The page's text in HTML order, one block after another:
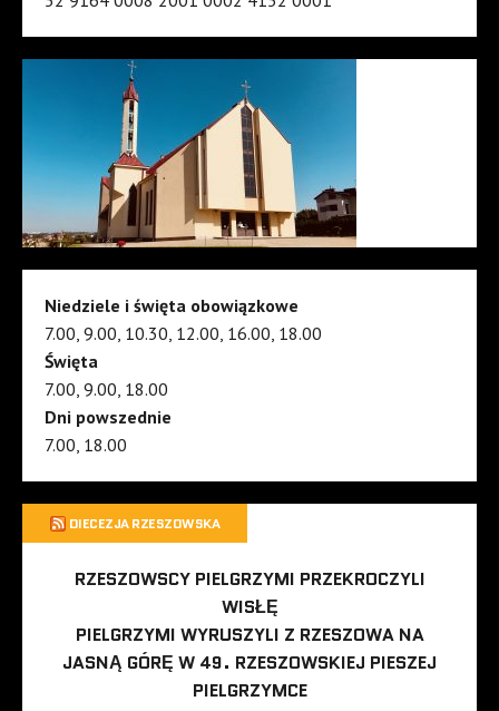
Niedziele i święta obowiązkowe
7.00, 9.00, 10.30, 12.00, 16.00, 18.00
Święta
7.00, 9.00, 18.00
Dni powszednie
7.00, 18.00
DIECEZJA RZESZOWSKA
RZESZOWSCY PIELGRZYMI PRZEKROCZYLI
WISŁĘ
PIELGRZYMI WYRUSZYLI Z RZESZOWA NA
JASNĄ GÓRĘ W 49. RZESZOWSKIEJ PIESZEJ
PIELGRZYMCE